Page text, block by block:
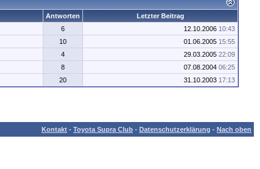
Antworten
Letzter Beitrag
6 12.10.2006 10:43
10 01.06.2005 15:55
4 29.03.2005 22:09
8 07.08.2004 06:25
20 31.10.2003 17:13
Kontakt - Toyota Supra Club - Datenschutzerklärung - Nach oben